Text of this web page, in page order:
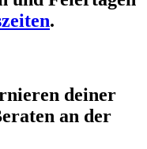
.
deiner
an der